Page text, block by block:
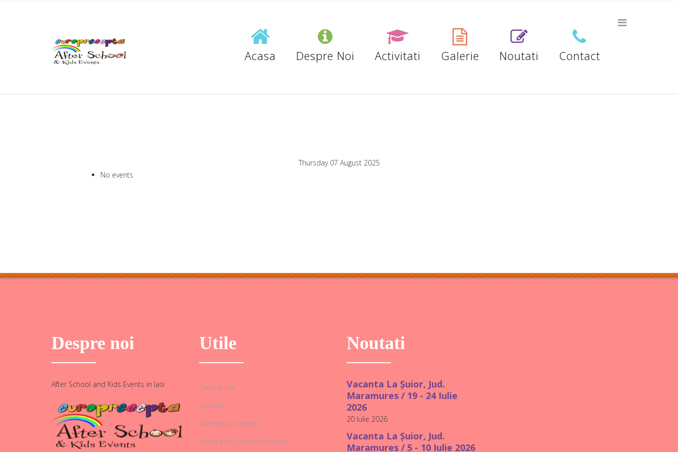
Acasa Despre Noi Activitati Galerie Noutati Contact
Thursday 07 August 2025
No events
Despre noi
After School and Kids Events in Iasi
Utile
Despre noi
Noutati
Termeni și Condiții
Politica de Confidențialitate
Noutati
Vacanta La Șuior, Jud.
Maramures / 19 - 24 Iulie
2026
20 Iulie 2026
Vacanta La Șuior, Jud.
Maramures / 5 - 10 Iulie 2026